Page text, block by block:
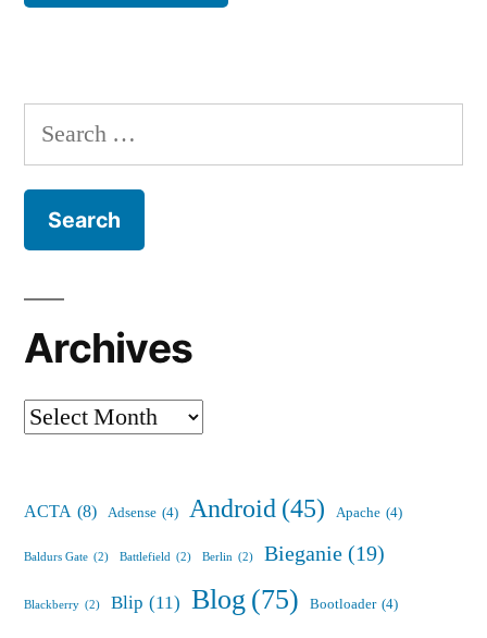
Search
for:
Archives
Archives
ACTA (8) Adsense (4) Android (45) Apache (4)
Baldurs Gate (2) Battlefield (2) Berlin (2) Bieganie (19)
Blackberry (2) Blip (11) Blog(75) Bootloader (4)